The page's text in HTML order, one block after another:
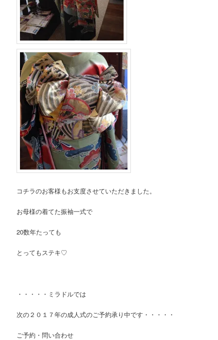
コチラのお客様もお支度させていただきました。
お母様の着てた振袖一式で
20数年たっても
とってもステキ♡
・・・・・ミラドルでは
次の２０１７年の成人式のご予約承り中です・・・・・
ご予約・問い合わせ